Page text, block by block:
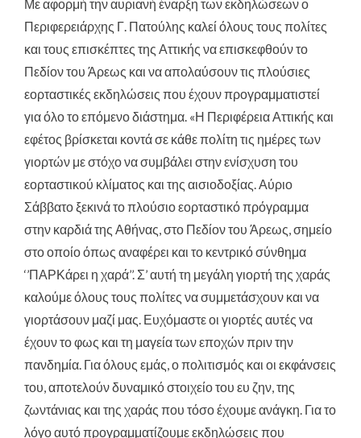
Με αφορμή την αυριανή έναρξη των εκδηλώσεων ο
Περιφερειάρχης Γ. Πατούλης καλεί όλους τους πολίτες
και τους επισκέπτες της Αττικής να επισκεφθούν το
Πεδίον του Άρεως και να απολαύσουν τις πλούσιες
εορταστικές εκδηλώσεις που έχουν προγραμματιστεί
για όλο το επόμενο διάστημα. «Η Περιφέρεια Αττικής και
εφέτος βρίσκεται κοντά σε κάθε πολίτη τις ημέρες των
γιορτών με στόχο να συμβάλει στην ενίσχυση του
εορταστικού κλίματος και της αισιοδοξίας. Αύριο
Σάββατο ξεκινά το πλούσιο εορταστικό πρόγραμμα
στην καρδιά της Αθήνας, στο Πεδίον του Άρεως, σημείο
στο οποίο όπως αναφέρει και το κεντρικό σύνθημα
‘’ΠΑΡΚάρει η χαρά’’. Σ’ αυτή τη μεγάλη γιορτή της χαράς
καλούμε όλους τους πολίτες να συμμετάσχουν και να
γιορτάσουν μαζί μας. Ευχόμαστε οι γιορτές αυτές να
έχουν το φως και τη μαγεία των εποχών πριν την
πανδημία. Για όλους εμάς, ο πολιτισμός και οι εκφάνσεις
του, αποτελούν δυναμικό στοιχείο του ευ ζην, της
ζωντάνιας και της χαράς που τόσο έχουμε ανάγκη. Για το
λόγο αυτό προγραμματίζουμε εκδηλώσεις που